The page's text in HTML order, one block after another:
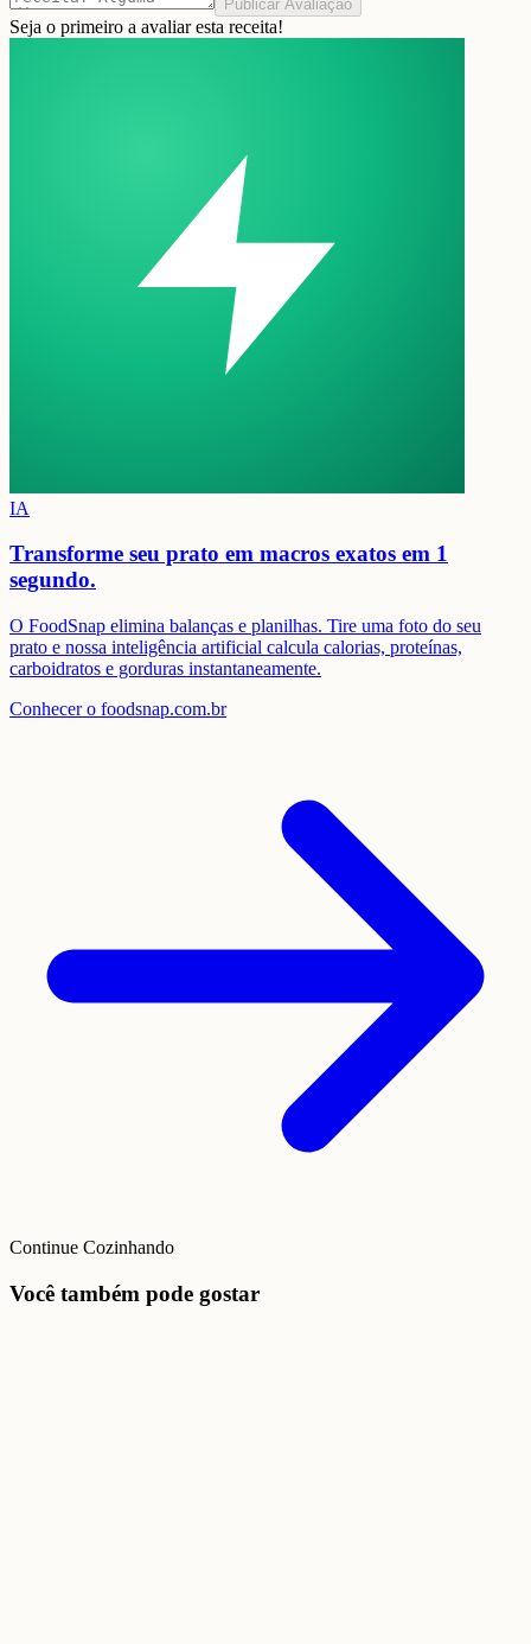
Publicar Avaliação
Seja o primeiro a avaliar esta receita!
IA
Transforme seu prato em macros exatos em 1
segundo.
O FoodSnap elimina balanças e planilhas. Tire uma foto do seu
prato e nossa inteligência artificial calcula calorias, proteínas,
carboidratos e gorduras instantaneamente.
Conhecer o foodsnap.com.br
Continue Cozinhando
Você também pode gostar